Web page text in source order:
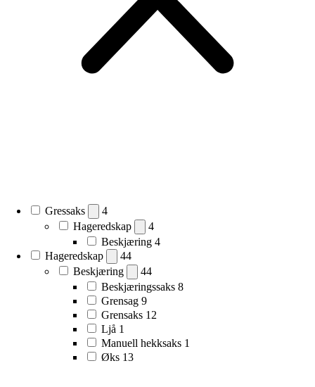
Gressaks
4
Hageredskap
4
Beskjæring 4
Hageredskap
44
Beskjæring
44
Beskjæringssaks 8
Grensag 9
Grensaks 12
Ljå 1
Manuell hekksaks 1
Øks 13